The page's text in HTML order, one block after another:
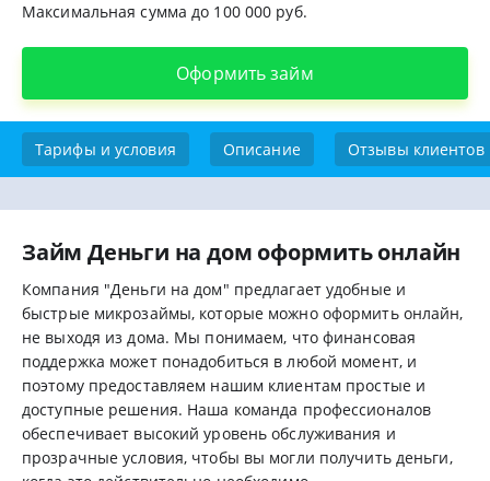
Максимальная сумма до 100 000 руб.
Оформить займ
Тарифы и условия Описание Отзывы клиентов
Займ Деньги на дом оформить онлайн
Компания "Деньги на дом" предлагает удобные и
быстрые микрозаймы, которые можно оформить онлайн,
не выходя из дома. Мы понимаем, что финансовая
поддержка может понадобиться в любой момент, и
поэтому предоставляем нашим клиентам простые и
доступные решения. Наша команда профессионалов
обеспечивает высокий уровень обслуживания и
прозрачные условия, чтобы вы могли получить деньги,